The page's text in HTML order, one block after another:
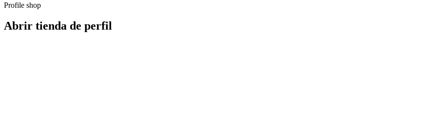
Profile shop
Abrir tienda de perfil